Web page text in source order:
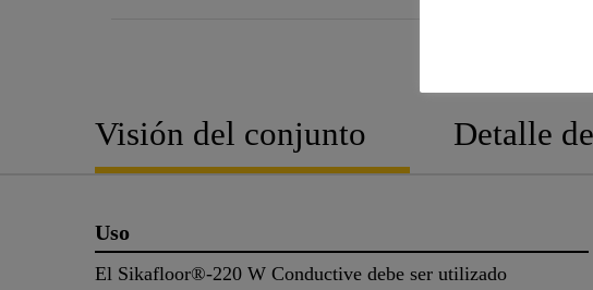
Visión del conjunto Detalle
Uso
El Sikafloor®-220 W Conductive debe ser utilizado